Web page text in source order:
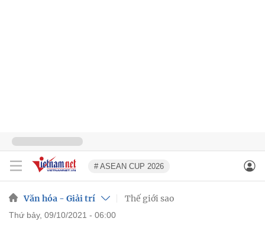
# ASEAN CUP 2026
Văn hóa - Giải trí Thế giới sao
thứ bảy, 09/10/2021 - 06:00